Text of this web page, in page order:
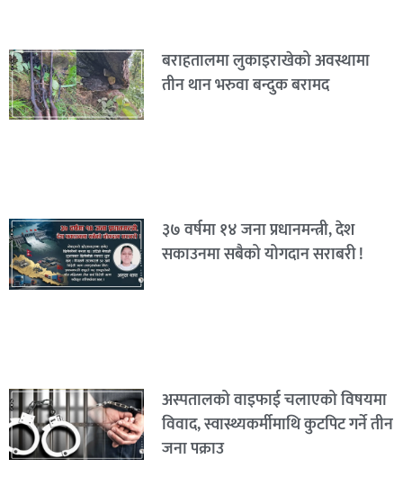
बराहतालमा लुकाइराखेको अवस्थामा
तीन थान भरुवा बन्दुक बरामद
३७ वर्षमा १४ जना प्रधानमन्त्री, देश
सकाउनमा सबैको योगदान सराबरी !
अस्पतालको वाइफाई चलाएको विषयमा
विवाद, स्वास्थ्यकर्मीमाथि कुटपिट गर्ने तीन
जना पक्राउ